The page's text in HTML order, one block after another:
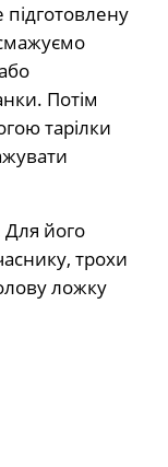
Потім
тарілки
Для його
трохи
ложку